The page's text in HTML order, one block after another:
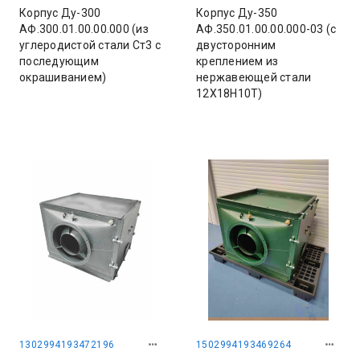
Корпус Ду-300
АФ.300.01.00.00.000 (из
углеродистой стали Ст3 с
последующим
окрашиванием)
Корпус Ду-350
АФ.350.01.00.00.000-03 (с
двусторонним
креплением из
нержавеющей стали
12Х18Н10Т)
1302994193472196 1502994193469264